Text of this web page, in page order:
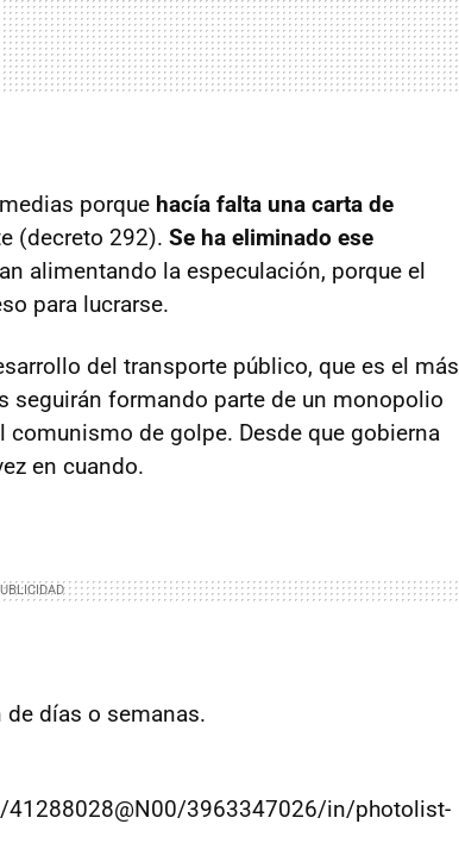
porque hacía falta una carta de
(decreto 292). Se ha eliminado ese
alimentando la especulación, porque el
para lucrarse.
del transporte público, que es el más
seguirán formando parte de un monopolio
comunismo de golpe. Desde que gobierna
en cuando.
días o semanas.
3963347026/in/photolist-